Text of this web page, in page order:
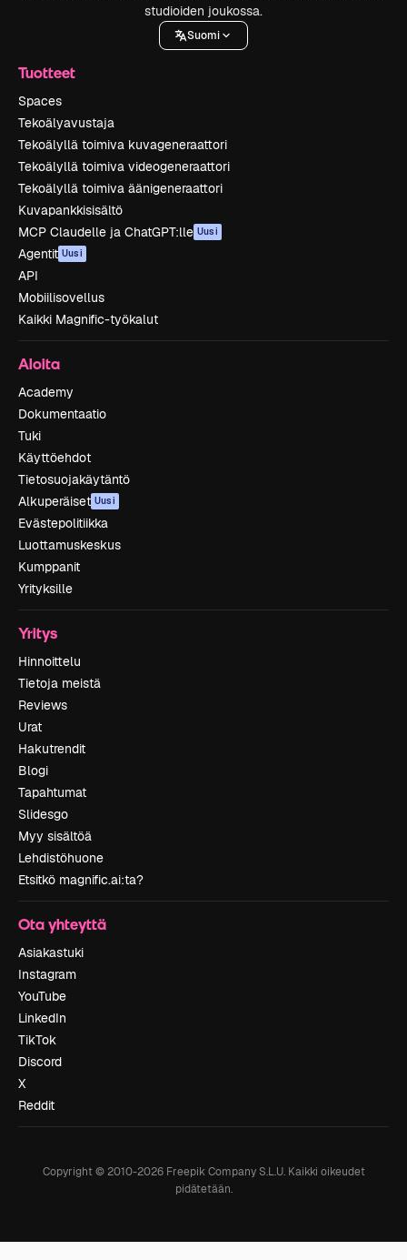
studioiden joukossa.
Suomi
Tuotteet
Spaces
Tekoälyavustaja
Tekoälyllä toimiva kuvageneraattori
Tekoälyllä toimiva videogeneraattori
Tekoälyllä toimiva äänigeneraattori
Kuvapankkisisältö
MCP Claudelle ja ChatGPT:lle Uusi
Agentit Uusi
API
Mobiilisovellus
Kaikki Magnific-työkalut
Aloita
Academy
Dokumentaatio
Tuki
Käyttöehdot
Tietosuojakäytäntö
Alkuperäiset Uusi
Evästepolitiikka
Luottamuskeskus
Kumppanit
Yrityksille
Yritys
Hinnoittelu
Tietoja meistä
Reviews
Urat
Hakutrendit
Blogi
Tapahtumat
Slidesgo
Myy sisältöä
Lehdistöhuone
Etsitkö magnific.ai:ta?
Ota yhteyttä
Asiakastuki
Instagram
YouTube
LinkedIn
TikTok
Discord
X
Reddit
Copyright © 2010-2026Freepik Company S.L.U. Kaikki oikeudet
pidätetään.